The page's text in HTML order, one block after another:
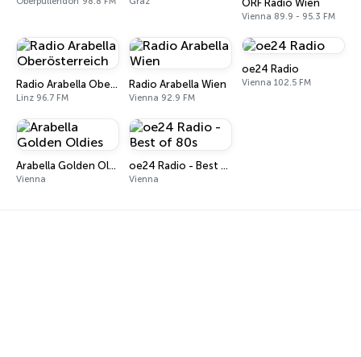
ORF Radio Wien
Vienna 89.9 - 95.3 FM
Radio Arabella Oberösterreich
Linz 96.7 FM
Radio Arabella Wien
Vienna 92.9 FM
oe24 Radio
Vienna 102.5 FM
Arabella Golden Oldies
Vienna
oe24 Radio - Best of 80s
Vienna